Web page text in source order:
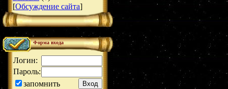
[Обсуждение сайта]
Форма входа
Логин:
Пароль:
запомнить